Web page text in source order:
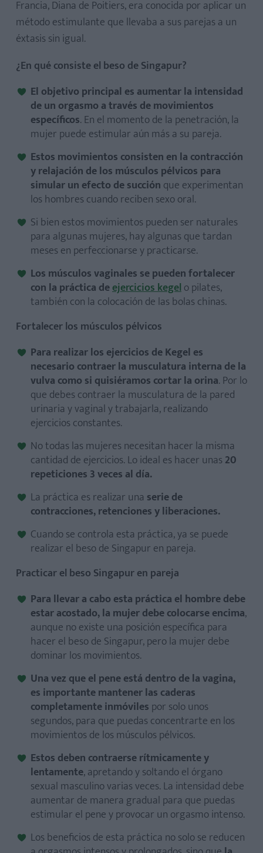
Francia, Diana de Poitiers, era conocida por aplicar un
método estimulante que llevaba a sus parejas a un
éxtasis sin igual.
¿En qué consiste el beso de Singapur?
El objetivo principal es aumentar la intensidad
de un orgasmo a través de movimientos
específicos. En el momento de la penetración, la
mujer puede estimular aún más a su pareja.
Estos movimientos consisten en la contracción
y relajación de los músculos pélvicos para
simular un efecto de succión que experimentan
los hombres cuando reciben sexo oral.
Si bien estos movimientos pueden ser naturales
para algunas mujeres, hay algunas que tardan
meses en perfeccionarse y practicarse.
Los músculos vaginales se pueden fortalecer
con la práctica deejercicios kegelo pilates,
también con la colocación de las bolas chinas.
Fortalecer los músculos pélvicos
Para realizar los ejercicios de Kegel es
necesario contraer la musculatura interna de la
vulva como si quisiéramos cortar la orina. Por lo
que debes contraer la musculatura de la pared
urinaria y vaginal y trabajarla, realizando
ejercicios constantes.
No todas las mujeres necesitan hacer la misma
cantidad de ejercicios. Lo ideal es hacer unas 20
repeticiones 3 veces al día.
La práctica es realizar una serie de
contracciones, retenciones y liberaciones.
Cuando se controla esta práctica, ya se puede
realizar el beso de Singapur en pareja.
Practicar el beso Singapur en pareja
Para llevar a cabo esta práctica el hombre debe
estar acostado, la mujer debe colocarse encima,
aunque no existe una posición específica para
hacer el beso de Singapur, pero la mujer debe
dominar los movimientos.
Una vez que el pene está dentro de la vagina,
es importante mantener las caderas
completamente inmóviles por solo unos
segundos, para que puedas concentrarte en los
movimientos de los músculos pélvicos.
Estos deben contraerse rítmicamente y
lentamente, apretando y soltando el órgano
sexual masculino varias veces. La intensidad debe
aumentar de manera gradual para que puedas
estimular el pene y provocar un orgasmo intenso.
Los beneficios de esta práctica no solo se reducen